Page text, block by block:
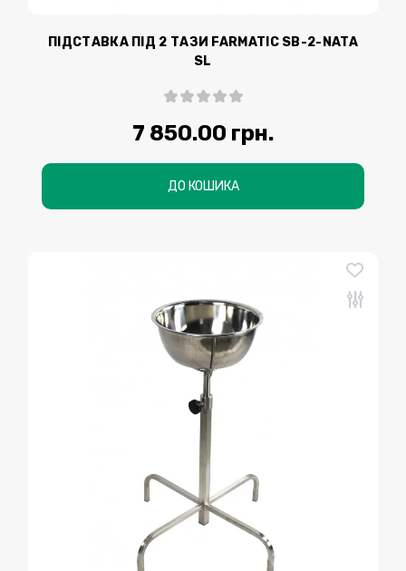
ПІДСТАВКА ПІД 2 ТАЗИ FARMATIC SВ-2-NATA
SL
7 850.00 грн.
ДО КОШИКА